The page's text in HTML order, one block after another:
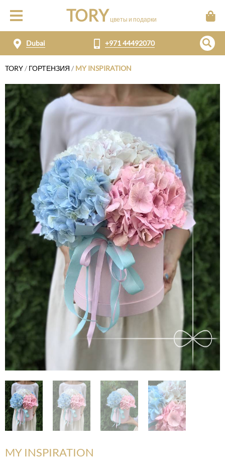
TORY цветы и подарки
Dubai +971 44492070
TORY/ ГОРТЕНЗИЯ / MY INSPIRATION
MY INSPIRATION